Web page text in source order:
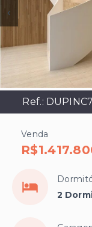
Ref.:
Venda
2